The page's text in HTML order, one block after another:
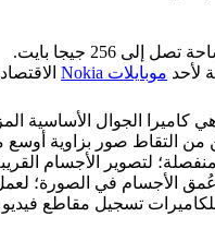
جيجا بايت.
موبايلات Nokia